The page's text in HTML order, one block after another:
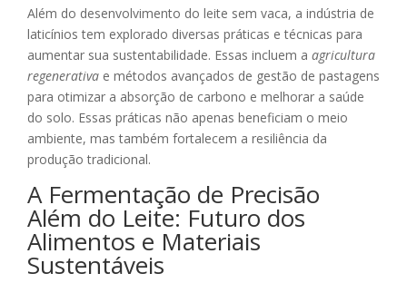
Além do desenvolvimento do leite sem vaca, a indústria de
laticínios tem explorado diversas práticas e técnicas para
aumentar sua sustentabilidade. Essas incluem a agricultura
regenerativa e métodos avançados de gestão de pastagens
para otimizar a absorção de carbono e melhorar a saúde
do solo. Essas práticas não apenas beneficiam o meio
ambiente, mas também fortalecem a resiliência da
produção tradicional.
A Fermentação de Precisão
Além do Leite: Futuro dos
Alimentos e Materiais
Sustentáveis